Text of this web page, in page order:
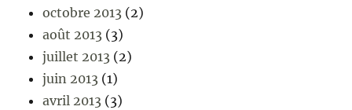
octobre 2013 (2)
août 2013 (3)
juillet 2013 (2)
juin 2013 (1)
avril 2013 (3)